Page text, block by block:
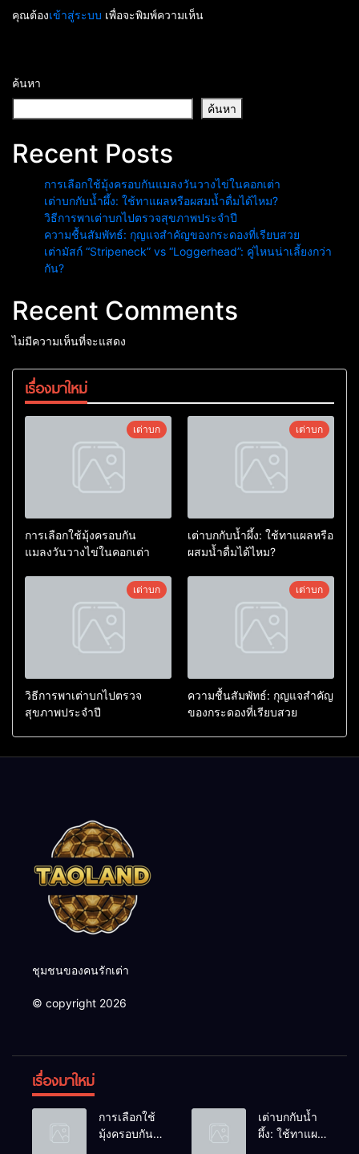
คุณต้องเข้าสู่ระบบ เพื่อจะพิมพ์ความเห็น
ค้นหา
ค้นหา
Recent Posts
การเลือกใช้มุ้งครอบกันแมลงวันวางไข่ในคอกเต่า
เต่าบกกับน้ำผึ้ง: ใช้ทาแผลหรือผสมน้ำดื่มได้ไหม?
วิธีการพาเต่าบกไปตรวจสุขภาพประจำปี
ความชื้นสัมพัทธ์: กุญแจสำคัญของกระดองที่เรียบสวย
เต่ามัสก์ “Stripeneck” vs “Loggerhead”: คู่ไหนน่าเลี้ยงกว่า
กัน?
Recent Comments
ไม่มีความเห็นที่จะแสดง
เรื่องมาใหม่
เต่าบก
การเลือกใช้มุ้งครอบกัน
แมลงวันวางไข่ในคอกเต่า
เต่าบก
เต่าบกกับน้ำผึ้ง: ใช้ทาแผลหรือ
ผสมน้ำดื่มได้ไหม?
เต่าบก
วิธีการพาเต่าบกไปตรวจ
สุขภาพประจำปี
เต่าบก
ความชื้นสัมพัทธ์: กุญแจสำคัญ
ของกระดองที่เรียบสวย
ชุมชนของคนรักเต่า
© copyright 2026
เรื่องมาใหม่
การเลือกใช้
มุ้งครอบกัน
เต่าบกกับน้ำ
ผึ้ง: ใช้ทาแผล